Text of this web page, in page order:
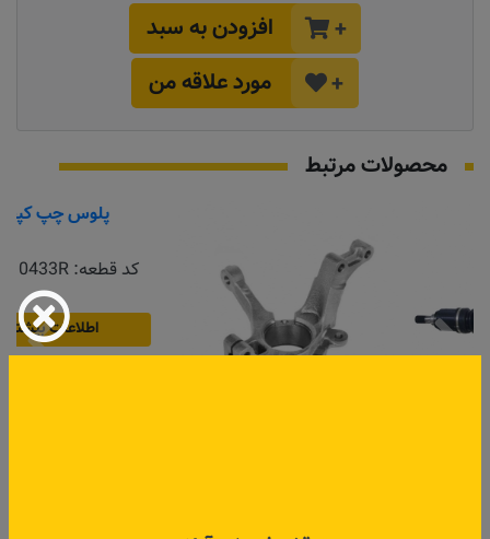
+
افزودن به سبد
+
مورد علاقه من
محصولات مرتبط
به زودی